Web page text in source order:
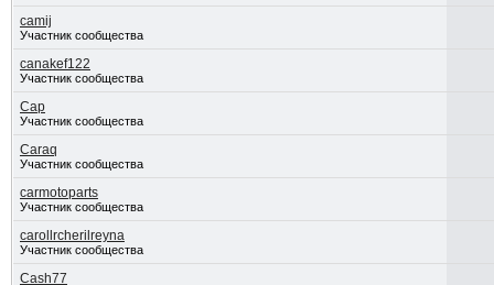
camij
Участник сообщества
canakef122
Участник сообщества
Cap
Участник сообщества
Caraq
Участник сообщества
carmotoparts
Участник сообщества
carollrcherilreyna
Участник сообщества
Cash77